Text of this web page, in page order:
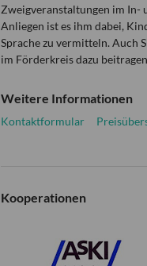
Zweigveranstaltungen im In-
Anliegen ist es ihm dabei,
Sprache zu vermitteln. Auch
im Förderkreis dazu
Weitere Informationen
Kontaktformular
Kooperationen